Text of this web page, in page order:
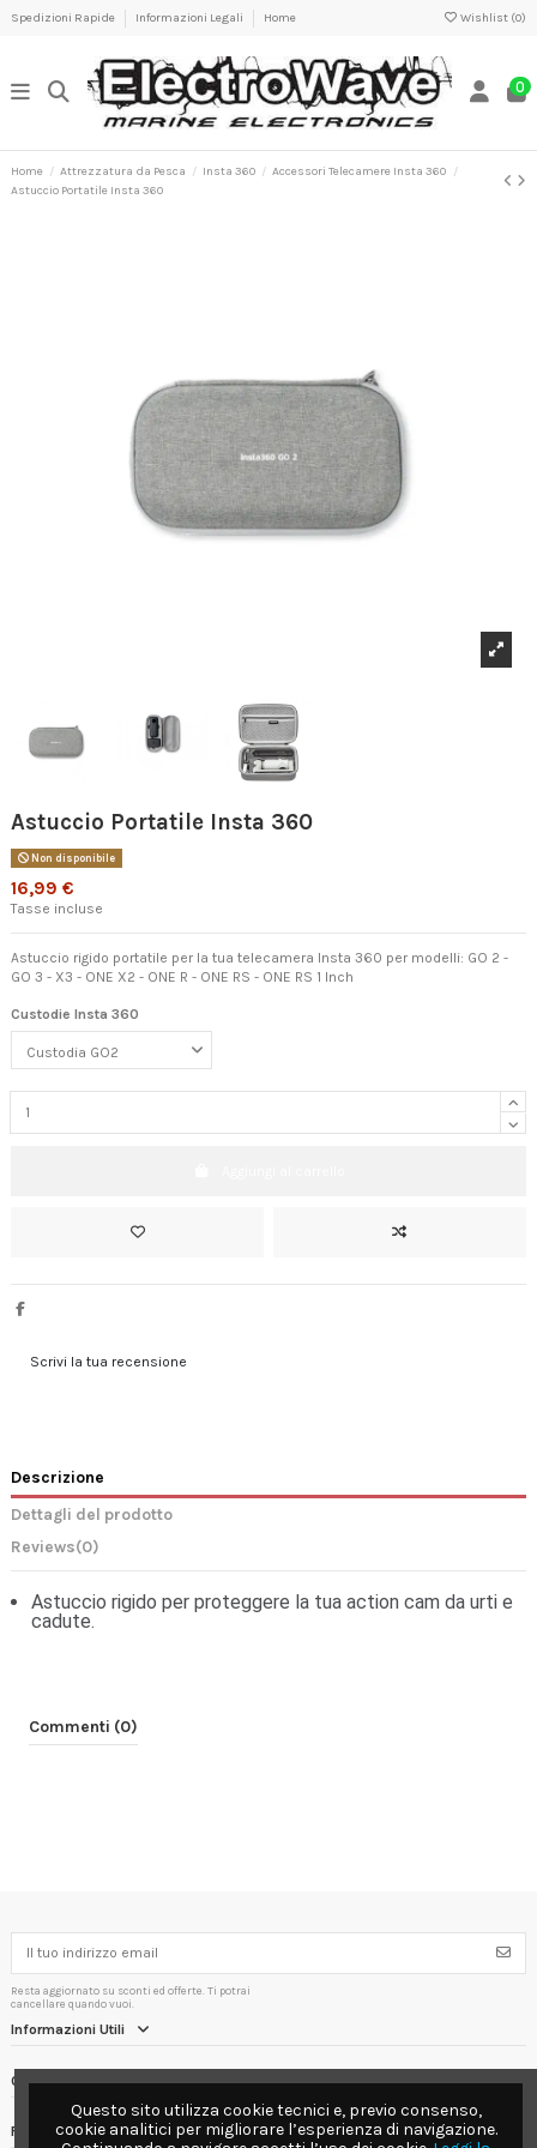
Spedizioni Rapide Informazioni Legali Home Wishlist (0)
0
Home Attrezzatura da Pesca Insta 360
Accessori Telecamere Insta 360
Astuccio Portatile Insta 360
Astuccio Portatile Insta 360
Non disponibile
16,99 €
Tasse incluse
Astuccio rigido portatile per la tua telecamera Insta 360 per modelli: GO 2 -
GO 3 - X3 - ONE X2 - ONE R - ONE RS - ONE RS 1 Inch
Custodie Insta 360
Scrivi la tua recensione
Descrizione
Dettagli del prodotto
Reviews(0)
Astuccio rigido per proteggere la tua action cam da urti e
cadute.
Commenti (0)
Resta aggiornato su sconti ed offerte. Ti potrai
cancellare quando vuoi.
Informazioni Utili
Contact us
Follow us
Questo sito utilizza cookie tecnici e, previo consenso,
cookie analitici per migliorare l’esperienza di navigazione.